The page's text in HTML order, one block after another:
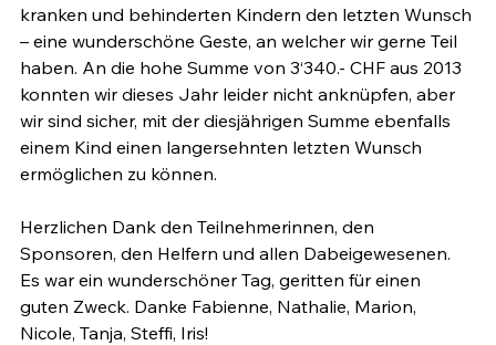
kranken und behinderten Kindern den letzten Wunsch
– eine wunderschöne Geste, an welcher wir gerne Teil
haben. An die hohe Summe von 3‘340.- CHF aus 2013
konnten wir dieses Jahr leider nicht anknüpfen, aber
wir sind sicher, mit der diesjährigen Summe ebenfalls
einem Kind einen langersehnten letzten Wunsch
ermöglichen zu können.
Herzlichen Dank den Teilnehmerinnen, den
Sponsoren, den Helfern und allen Dabeigewesenen.
Es war ein wunderschöner Tag, geritten für einen
guten Zweck. Danke Fabienne, Nathalie, Marion,
Nicole, Tanja, Steffi, Iris!